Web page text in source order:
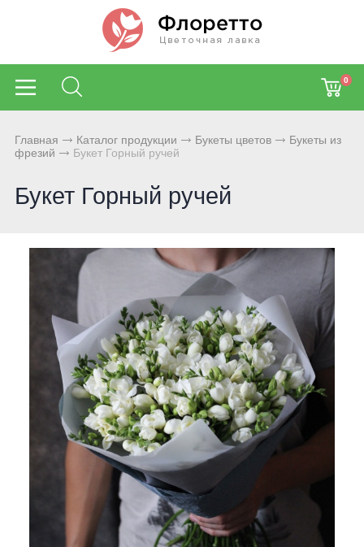
0
Главная Каталог продукции Букеты цветов
Букеты из
фрезий
Букет Горный ручей
Букет Горный ручей